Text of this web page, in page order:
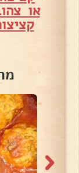
או